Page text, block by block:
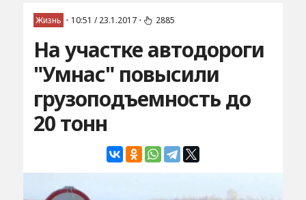
Жизнь • 10:51 / 23.1.2017 • 2885
На участке автодороги
"Умнас" повысили
грузоподъемность до
20 тонн